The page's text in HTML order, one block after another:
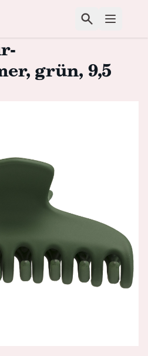
SuchenMenü
grün, 9,5